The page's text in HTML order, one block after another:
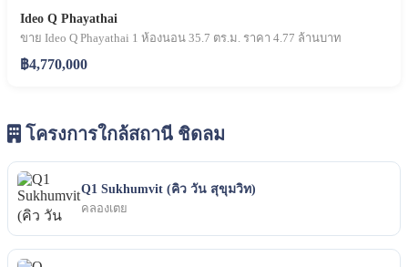
Ideo Q Phayathai
ขาย Ideo Q Phayathai 1 ห้องนอน 35.7 ตร.ม. ราคา 4.77 ล้านบาท
฿4,770,000
โครงการใกล้สถานี ชิดลม
Q1 Sukhumvit (คิว วัน สุขุมวิท)
คลองเตย